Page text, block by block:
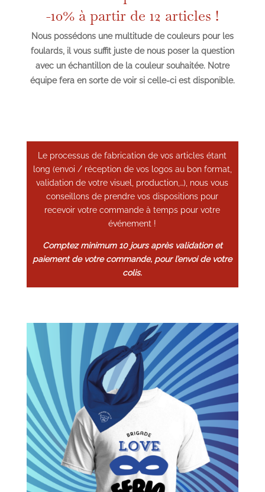
-10% à partir de 12 articles !
Nous possédons une multitude de couleurs pour les
foulards, il vous suffit juste de nous poser la question
avec un échantillon de la couleur souhaitée. Notre
équipe fera en sorte de voir si celle-ci est disponible.
Le processus de fabrication de vos articles étant
long (envoi / réception de vos logos au bon format,
validation de votre visuel, production,…), nous vous
conseillons de prendre vos dispositions pour
recevoir votre commande à temps pour votre
événement !
Comptez minimum 10 jours après validation et
paiement de votre commande, pour l’envoi de votre
colis.